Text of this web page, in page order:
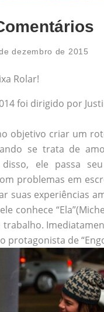
dezembro de 2015
Rolar!
foi dirigido por
objetivo criar um
se trata de
ele passa
problemas em
suas experiências
conhece
de